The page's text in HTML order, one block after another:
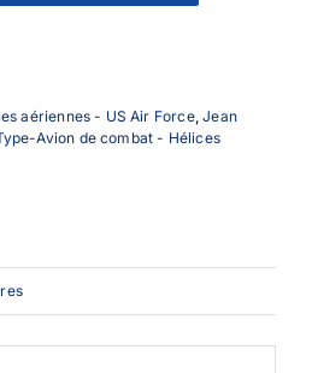
aériennes - US Air Force,Jean
Avion de combat - Hélices